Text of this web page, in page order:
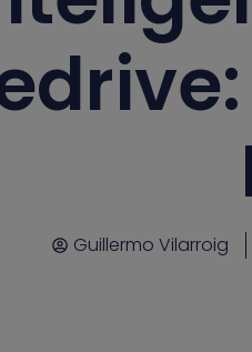
Guillermo Vilarroig